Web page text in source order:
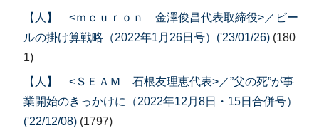
【人】 <ｍｅｕｒｏｎ 金澤俊昌代表取締役>／ビー
ルの掛け算戦略（2022年1月26日号）('23/01/26) (180
1)
【人】 <ＳＥＡＭ 石根友理恵代表>／”父の死”が事
業開始のきっかけに（2022年12月8日・15日合併号）
('22/12/08) (1797)